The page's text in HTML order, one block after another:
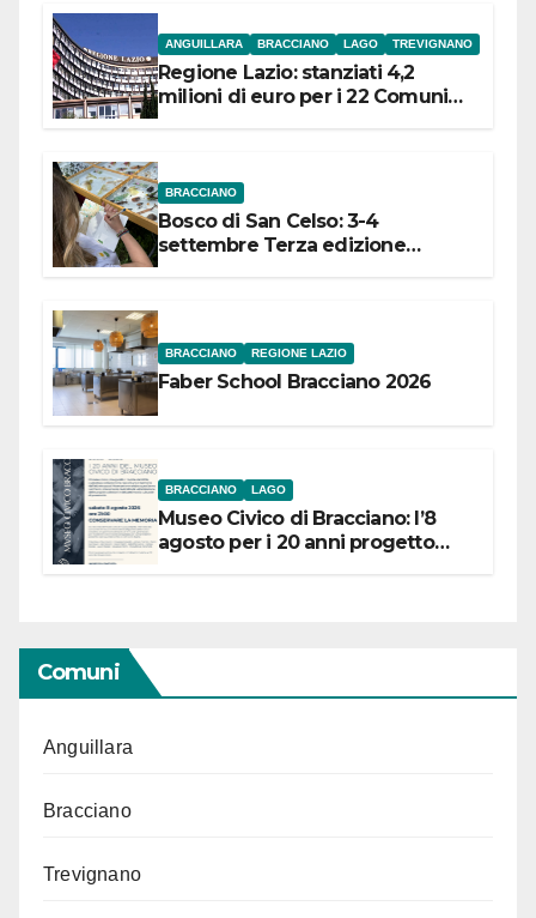
ANGUILLARA BRACCIANO LAGO TREVIGNANO
Regione Lazio: stanziati 4,2
milioni di euro per i 22 Comuni
BRACCIANO
Bosco di San Celso: 3-4
settembre Terza edizione
BRACCIANO REGIONE LAZIO
Faber School Bracciano 2026
BRACCIANO LAGO
Museo Civico di Bracciano: l’8
agosto per i 20 anni progetto
Comuni
Anguillara
Bracciano
Trevignano